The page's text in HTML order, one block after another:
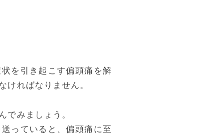
を引き起こす偏頭痛を解
ければなりません。
でみましょう。
っていると、偏頭痛に至